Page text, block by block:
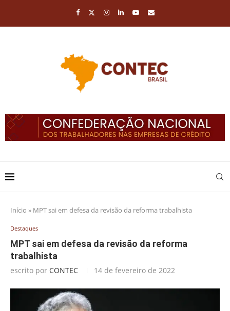
Início » MPT sai em defesa da revisão da reforma trabalhista
Destaques
MPT sai em defesa da revisão da reforma
trabalhista
escrito por CONTEC 14 de fevereiro de 2022